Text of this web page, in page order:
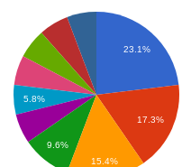
23.1%
17.3%
5.8%
9.6%
15.4%